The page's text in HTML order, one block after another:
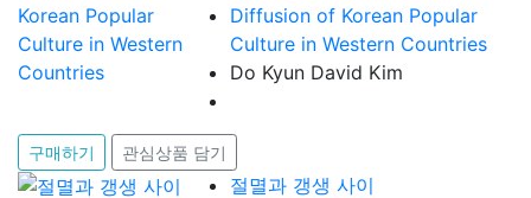
Diffusion of Korean Popular
Culture in Western Countries
Do Kyun David Kim
구매하기 관심상품 담기
절멸과 갱생 사이